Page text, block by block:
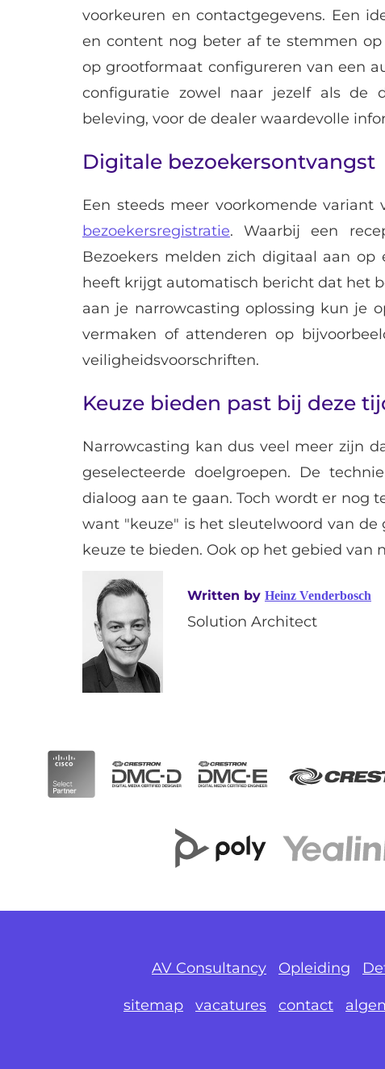
voorkeuren en contactgegevens. Een
en content nog beter af te stemmen
op grootformaat configureren van een
configuratie zowel naar jezelf als de
beleving, voor de dealer waardevolle
Digitale bezoekersontvangst
Een steeds meer voorkomende variant
bezoekersregistratie. Waarbij een
Bezoekers melden zich digitaal aan
heeft krijgt automatisch bericht dat het
aan je narrowcasting oplossing kun je
vermaken of attenderen op
veiligheidsvoorschriften.
Keuze bieden past bij deze
Narrowcasting kan dus veel meer zijn
geselecteerde doelgroepen. De
dialoog aan te gaan. Toch wordt er nog
want "keuze" is het sleutelwoord van
keuze te bieden. Ook op het gebied van
Written by Heinz Venderbosch
Solution Architect
AV Consultancy Opleiding
sitemap vacatures contact